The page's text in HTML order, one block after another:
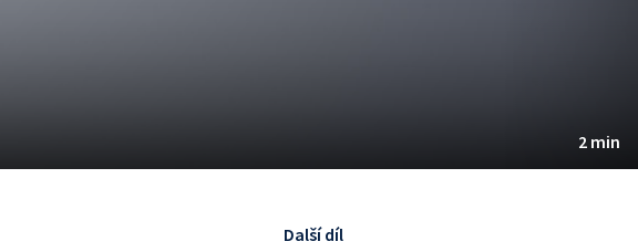
2 min
Další díl